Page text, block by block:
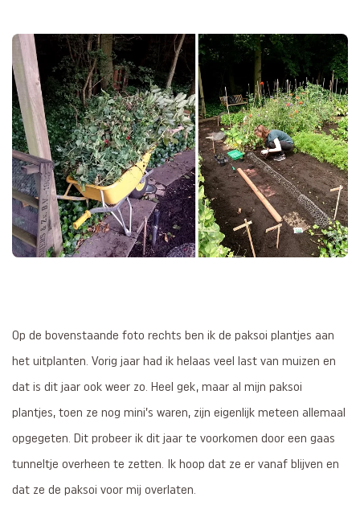
Op de bovenstaande foto rechts ben ik de paksoi plantjes aan
het uitplanten. Vorig jaar had ik helaas veel last van muizen en
dat is dit jaar ook weer zo. Heel gek, maar al mijn paksoi
plantjes, toen ze nog mini’s waren, zijn eigenlijk meteen allemaal
opgegeten. Dit probeer ik dit jaar te voorkomen door een gaas
tunneltje overheen te zetten. Ik hoop dat ze er vanaf blijven en
dat ze de paksoi voor mij overlaten.